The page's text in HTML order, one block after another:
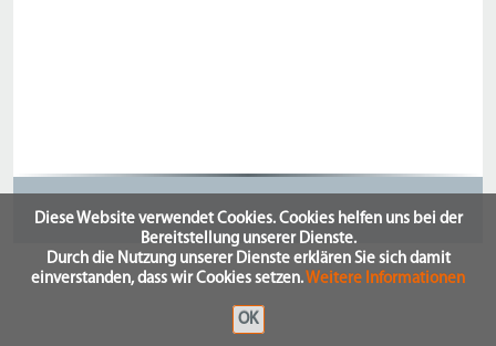
Diese Website verwendet Cookies. Cookies helfen uns bei der
Bereitstellung unserer Dienste.
Durch die Nutzung unserer Dienste erklären Sie sich damit
einverstanden, dass wir Cookies setzen. Weitere Informationen
OK